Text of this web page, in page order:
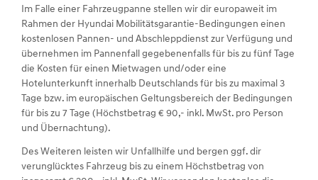
Im Falle einer Fahrzeugpanne stellen wir dir europaweit im
Rahmen der Hyundai Mobilitätsgarantie-Bedingungen einen
kostenlosen Pannen- und Abschleppdienst zur Verfügung und
übernehmen im Pannenfall gegebenenfalls für bis zu fünf Tage
die Kosten für einen Mietwagen und/oder eine
Hotelunterkunft innerhalb Deutschlands für bis zu maximal 3
Tage bzw. im europäischen Geltungsbereich der Bedingungen
für bis zu 7 Tage (Höchstbetrag € 90,- inkl. MwSt. pro Person
und Übernachtung).
Des Weiteren leisten wir Unfallhilfe und bergen ggf. dir
verunglücktes Fahrzeug bis zu einem Höchstbetrag von